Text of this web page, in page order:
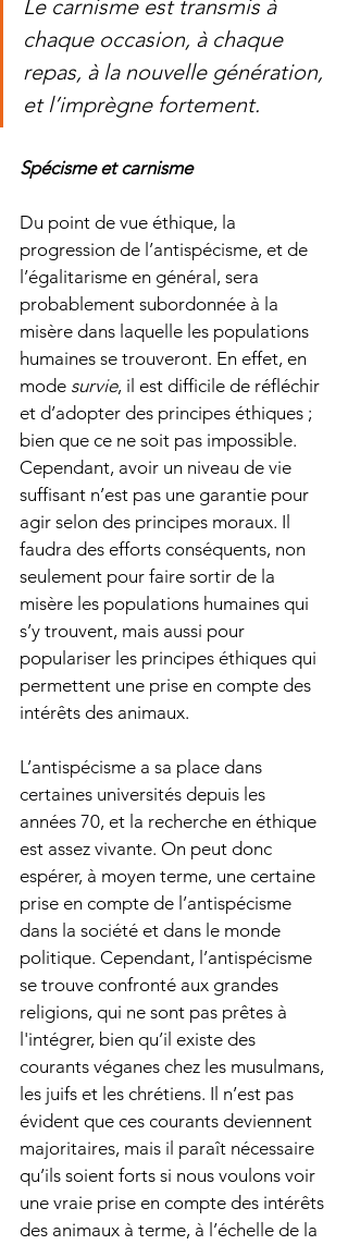
Le carnisme est transmis à
chaque occasion, à chaque
repas, à la nouvelle génération,
et l’imprègne fortement.
Spécisme et carnisme
Du point de vue éthique, la
progression de l’antispécisme, et de
l’égalitarisme en général, sera
probablement subordonnée à la
misère dans laquelle les populations
humaines se trouveront. En effet, en
mode survie, il est difficile de réfléchir
et d’adopter des principes éthiques ;
bien que ce ne soit pas impossible.
Cependant, avoir un niveau de vie
suffisant n’est pas une garantie pour
agir selon des principes moraux. Il
faudra des efforts conséquents, non
seulement pour faire sortir de la
misère les populations humaines qui
s’y trouvent, mais aussi pour
populariser les principes éthiques qui
permettent une prise en compte des
intérêts des animaux.
L’antispécisme a sa place dans
certaines universités depuis les
années 70, et la recherche en éthique
est assez vivante. On peut donc
espérer, à moyen terme, une certaine
prise en compte de l’antispécisme
dans la société et dans le monde
politique. Cependant, l’antispécisme
se trouve confronté aux grandes
religions, qui ne sont pas prêtes à
l'intégrer, bien qu’il existe des
courants véganes chez les musulmans,
les juifs et les chrétiens. Il n’est pas
évident que ces courants deviennent
majoritaires, mais il paraît nécessaire
qu’ils soient forts si nous voulons voir
une vraie prise en compte des intérêts
des animaux à terme, à l’échelle de la